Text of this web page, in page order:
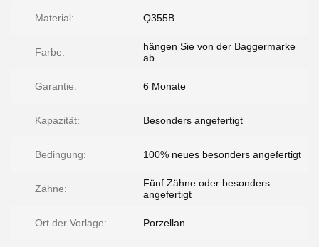
Material: Q355B
Farbe:
hängen Sie von der Baggermarke
ab
Garantie: 6 Monate
Kapazität: Besonders angefertigt
Bedingung: 100% neues besonders angefertigt
Zähne:
Fünf Zähne oder besonders
angefertigt
Ort der Vorlage: Porzellan